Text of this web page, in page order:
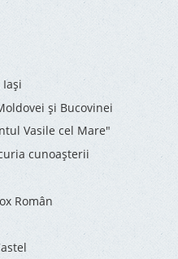
și Bucovinei
Vasile cel Mare"
cunoaşterii
Român